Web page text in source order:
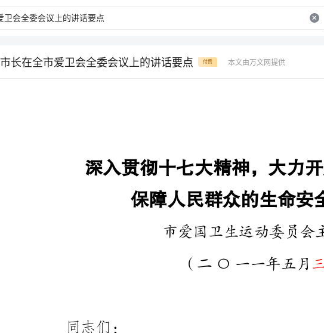
市长在全市爱卫会全委会议上的讲话要点 付费 本文由万文网提供
保障人民群众的生命安全和身体健康
（二Ｏ一一年五月）
三十日